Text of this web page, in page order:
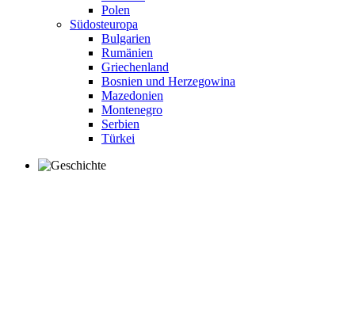
Polen
Südosteuropa
Bulgarien
Rumänien
Griechenland
Bosnien und Herzegowina
Mazedonien
Montenegro
Serbien
Türkei